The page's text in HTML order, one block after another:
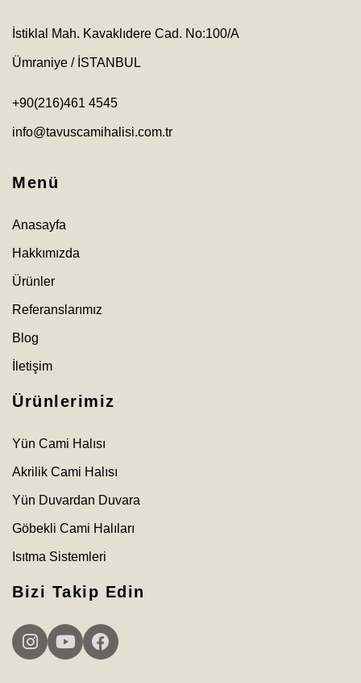
İstiklal Mah. Kavaklıdere Cad. No:100/A
Ümraniye / İSTANBUL
+90(216)461 4545
info@tavuscamihalisi.com.tr
Menü
Anasayfa
Hakkımızda
Ürünler
Referanslarımız
Blog
İletişim
Ürünlerimiz
Yün Cami Halısı
Akrilik Cami Halısı
Yün Duvardan Duvara
Göbekli Cami Halıları
Isıtma Sistemleri
Bizi Takip Edin